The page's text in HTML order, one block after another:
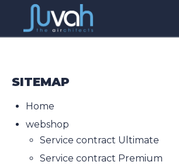
SITEMAP
Home
webshop
Service contract Ultimate
Service contract Premium